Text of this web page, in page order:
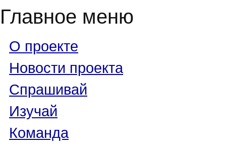
Главное меню
О проекте
Новости проекта
Спрашивай
Изучай
Команда